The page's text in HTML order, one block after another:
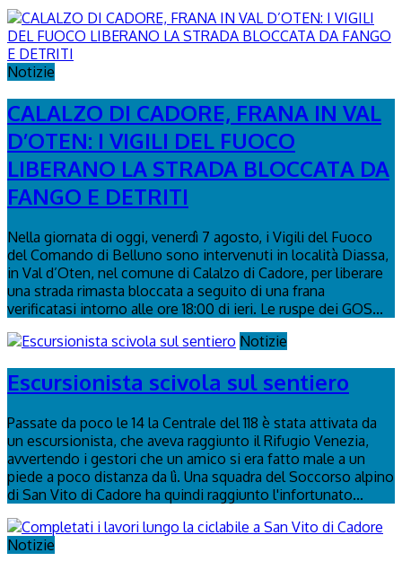
Notizie
CALALZO DI CADORE, FRANA IN VAL
D’OTEN: I VIGILI DEL FUOCO
LIBERANO LA STRADA BLOCCATA DA
FANGO E DETRITI
Nella giornata di oggi, venerdì 7 agosto, i Vigili del Fuoco
del Comando di Belluno sono intervenuti in località Diassa,
in Val d’Oten, nel comune di Calalzo di Cadore, per liberare
una strada rimasta bloccata a seguito di una frana
verificatasi intorno alle ore 18:00 di ieri. Le ruspe dei GOS...
Notizie
Escursionista scivola sul sentiero
Passate da poco le 14 la Centrale del 118 è stata attivata da
un escursionista, che aveva raggiunto il Rifugio Venezia,
avvertendo i gestori che un amico si era fatto male a un
piede a poco distanza da lì. Una squadra del Soccorso alpino
di San Vito di Cadore ha quindi raggiunto l'infortunato...
Notizie